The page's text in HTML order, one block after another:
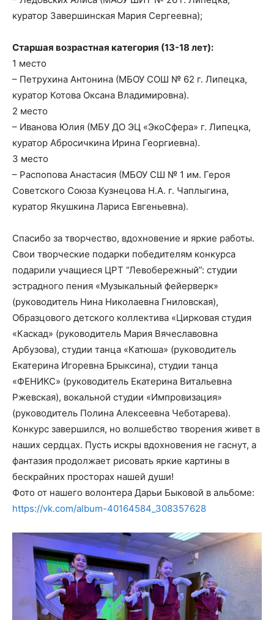
куратор Завершинская Мария Сергеевна);
Старшая возрастная категория (13-18 лет):
1 место
– Петрухина Антонина (МБОУ СОШ № 62 г. Липецка,
куратор Котова Оксана Владимировна).
2 место
– Иванова Юлия (МБУ ДО ЭЦ «ЭкоСфера» г. Липецка,
куратор Абросичкина Ирина Георгиевна).
3 место
– Распопова Анастасия (МБОУ СШ № 1 им. Героя
Советского Союза Кузнецова Н.А. г. Чаплыгина,
куратор Якушкина Лариса Евгеньевна).
Спасибо за творчество, вдохновение и яркие работы.
Свои творческие подарки победителям конкурса
подарили учащиеся ЦРТ “Левобережный”: студии
эстрадного пения «Музыкальный фейерверк»
(руководитель Нина Николаевна Гниловская),
Образцового детского коллектива «Цирковая студия
«Каскад» (руководитель Мария Вячеславовна
Арбузова), студии танца «Катюша» (руководитель
Екатерина Игоревна Брыксина), студии танца
«ФЕНИКС» (руководитель Екатерина Витальевна
Ржевская), вокальной студии «Импровизация»
(руководитель Полина Алексеевна Чеботарева).
Конкурс завершился, но волшебство творения живет в
наших сердцах. Пусть искры вдохновения не гаснут, а
фантазия продолжает рисовать яркие картины в
бескрайних просторах нашей души!
Фото от нашего волонтера Дарьи Быковой в альбоме:
https://vk.com/album-40164584_308357628